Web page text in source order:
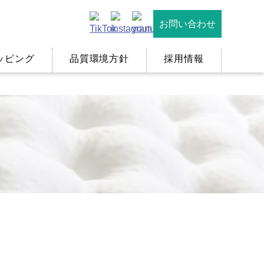
お問い合わせ
ピング 品質環境方針 採用情報